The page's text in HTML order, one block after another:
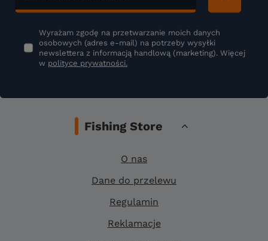
Wyrażam zgodę na przetwarzanie moich danych
osobowych (adres e-mail) na potrzeby wysyłki
newslettera z informacją handlową (marketing). Więcej
w polityce prywatności.
Fishing Store
O nas
Dane do przelewu
Regulamin
Reklamacje